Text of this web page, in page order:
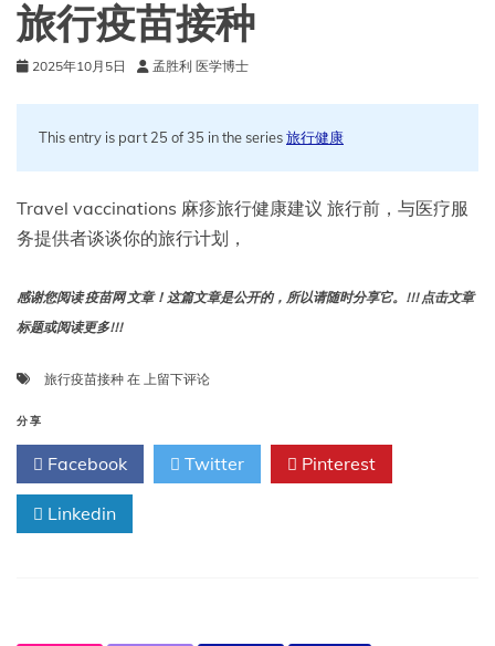
旅行疫苗接种
2025年10月5日 孟胜利 医学博士
This entry is part 25 of 35 in the series旅行健康
Travel vaccinations 麻疹旅行健康建议 旅行前，与医疗服
务提供者谈谈你的旅行计划，
感谢您阅读 疫苗网 文章！这篇文章是公开的，所以请随时分享它。!!! 点击文章
标题或阅读更多!!!
旅行疫苗接种 在 旅
苗
种
上留下评论
分享
Facebook Twitter Pinterest
Linkedin